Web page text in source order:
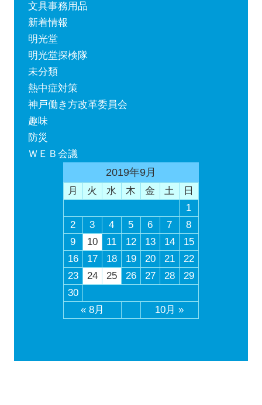
文具事務用品
新着情報
明光堂
明光堂探検隊
未分類
熱中症対策
神戸働き方改革委員会
趣味
防災
ＷＥＢ会議
2019年9月
月 火 水 木 金 土 日
« 8月 10月 »
1
2
3 4 5 6 7
8
9
10 11 12 13 14
15
16
17 18 19 20 21
22
23
24 25 26 27 28
29
30